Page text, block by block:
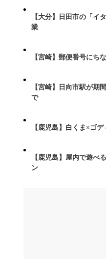
【大分】日田市の「イ
業
【宮崎】郵便番号にち
【宮崎】日向市駅が期
で
【鹿児島】白くま×ゴ
【鹿児島】屋内で遊べ
ン